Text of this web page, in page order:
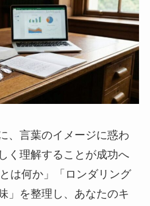
、言葉のイメージに惑わ
く理解することが成功へ
は何か」「ロンダリング
」を整理し、あなたのキ